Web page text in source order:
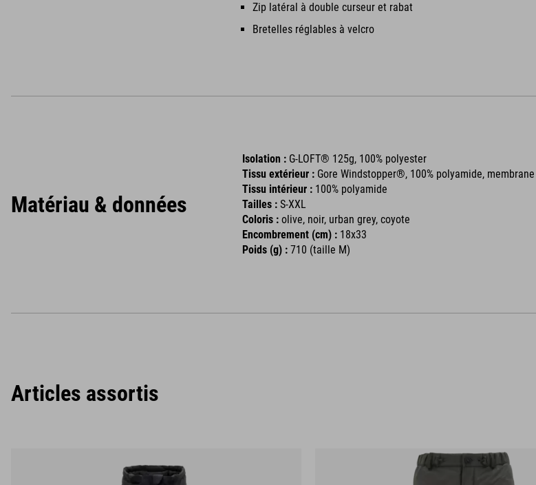
Zip latéral à double curseur et rabat
Bretelles réglables à velcro
Matériau & données
Isolation : G-LOFT® 125g, 100% polyester
Tissu extérieur : Gore Windstopper®, 100% polyamide, membrane
Tissu intérieur : 100% polyamide
Tailles : S-XXL
Coloris : olive, noir, urban grey, coyote
Encombrement (cm) : 18x33
Poids (g) : 710 (taille M)
Articles assortis